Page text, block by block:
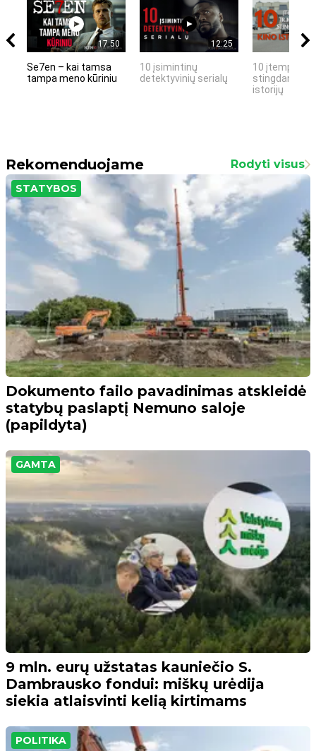
17:50
Se7en – kai tamsa
tampa meno kūriniu
12:25
10 įsimintinų
detektyvinių serialų
10 įtemptų,
stingdančių
istorijų
Rekomenduojame Rodyti visus
STATYBOS
Dokumento failo pavadinimas atskleidė
statybų paslaptį Nemuno saloje
(papildyta)
GAMTA
9 mln. eurų užstatas kauniečio S.
Dambrausko fondui: miškų urėdija
siekia atlaisvinti kelią kirtimams
POLITIKA